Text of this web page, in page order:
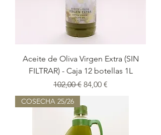
Aceite de Oliva Virgen Extra (SIN
FILTRAR) - Caja 12 botellas 1L
Precio
102,00 € Precio de oferta
84,00 €
COSECHA 25/26